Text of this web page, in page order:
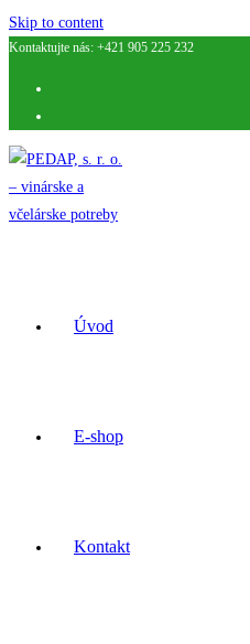
Skip to content
Kontaktujte nás: +421 905 225 232
Úvod
E-shop
Kontakt